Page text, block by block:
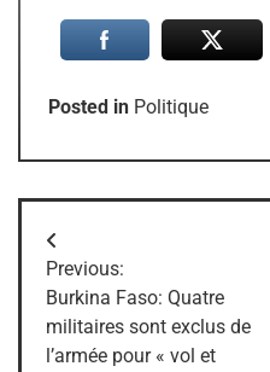
Posted in Politique
Navigation
de
l’article
Previous:
Burkina Faso: Quatre
militaires sont exclus de
l’armée pour « vol et